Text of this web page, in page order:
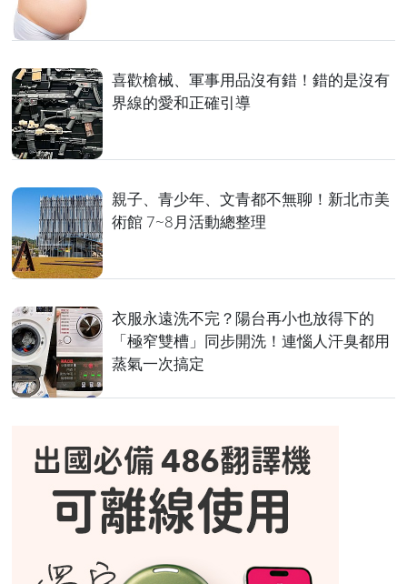
喜歡槍械、軍事用品沒有錯！錯的是沒有
界線的愛和正確引導
親子、青少年、文青都不無聊！新北市美
術館 7~8月活動總整理
衣服永遠洗不完？陽台再小也放得下的
「極窄雙槽」同步開洗！連惱人汗臭都用
蒸氣一次搞定